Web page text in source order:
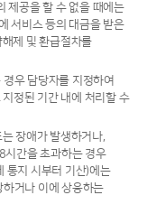
제공을 할 수 없을 때에는
서비스 등의 대금을 받은
제 및 환급절차를
우 담당자를 지정하여
정된 기간 내에 처리할 수
장애가 발생하거나,
시간을 초과하는 경우
통지 시부터 기산)에는
거나 이에 상응하는